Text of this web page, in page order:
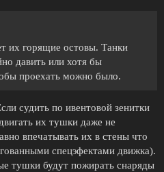
их горящие остовы. Танки
давить или хотя бы
проехать можно было.
судить по ивентовой зенитки
их тушки даже не
впечатывать их в стены что
спецэфектами движка).
тушки будут пожирать снаряды